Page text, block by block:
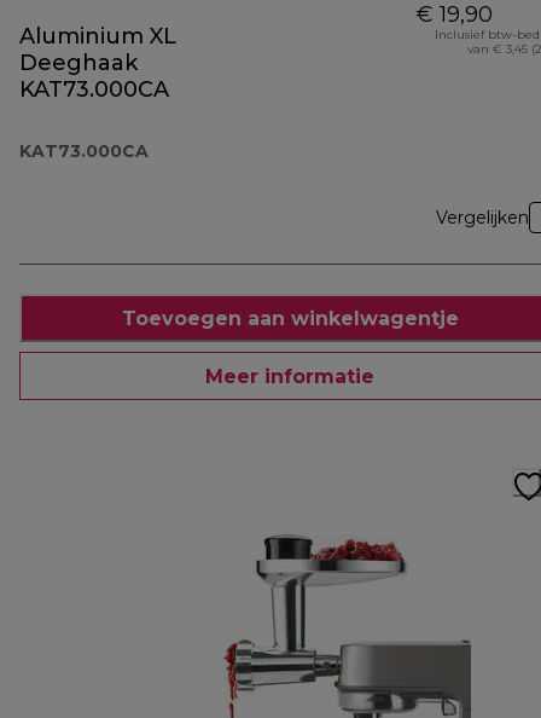
Aluminium XL
Deeghaak
KAT73.000CA
KAT73.000CA
€ 19,90
Inclusief btw-
van € 3,45
Vergelijken
Toevoegen aan winkelwagentje
Meer informatie